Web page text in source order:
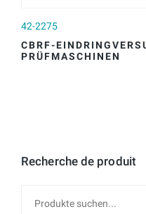
42-2275
CBRF-
PRÜFMASCHINEN
Recherche de produit